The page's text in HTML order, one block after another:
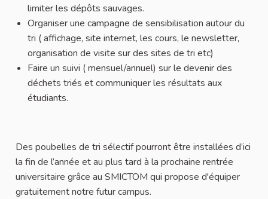
limiter les dépôts sauvages.
Organiser une campagne de sensibilisation autour du
tri ( affichage, site internet, les cours, le newsletter,
organisation de visite sur des sites de tri etc)
Faire un suivi ( mensuel/annuel) sur le devenir des
déchets triés et communiquer les résultats aux
étudiants.
Des poubelles de tri sélectif pourront être installées d’ici
la fin de l’année et au plus tard à la prochaine rentrée
universitaire grâce au SMICTOM qui propose d'équiper
gratuitement notre futur campus.